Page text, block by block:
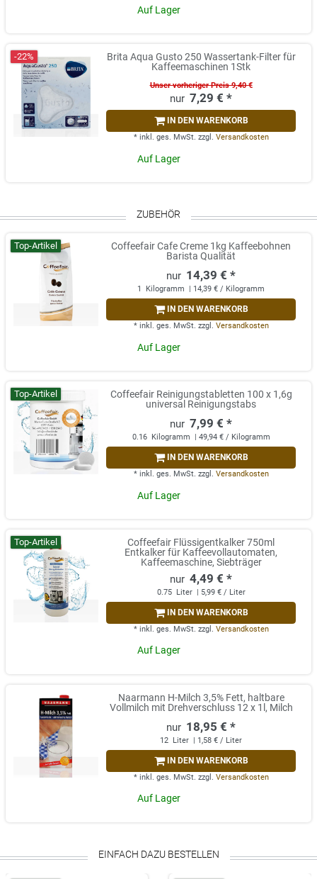
Auf Lager
-22%
Brita Aqua Gusto 250 Wassertank-Filter für
Kaffeemaschinen 1Stk
Unser vorheriger Preis 9,40 €
7,29 € *
IN DEN WARENKORB
* inkl. ges. MwSt. zzgl. Versandkosten
Auf Lager
ZUBEHÖR
Top-Artikel
Coffeefair Cafe Creme 1kg Kaffeebohnen
Barista Qualität
14,39 € *
1 Kilogramm | 14,39 € / Kilogramm
IN DEN WARENKORB
* inkl. ges. MwSt. zzgl. Versandkosten
Auf Lager
Top-Artikel
Coffeefair Reinigungstabletten 100 x 1,6g
universal Reinigungstabs
7,99 € *
0.16 Kilogramm | 49,94 € / Kilogramm
IN DEN WARENKORB
* inkl. ges. MwSt. zzgl. Versandkosten
Auf Lager
Top-Artikel
Coffeefair Flüssigentkalker 750ml
Entkalker für Kaffeevollautomaten,
Kaffeemaschine, Siebträger
4,49 € *
0.75 Liter | 5,99 € / Liter
IN DEN WARENKORB
* inkl. ges. MwSt. zzgl. Versandkosten
Auf Lager
Naarmann H-Milch 3,5% Fett, haltbare
Vollmilch mit Drehverschluss 12 x 1l, Milch
18,95 € *
12 Liter | 1,58 € / Liter
IN DEN WARENKORB
* inkl. ges. MwSt. zzgl. Versandkosten
Auf Lager
EINFACH DAZU BESTELLEN